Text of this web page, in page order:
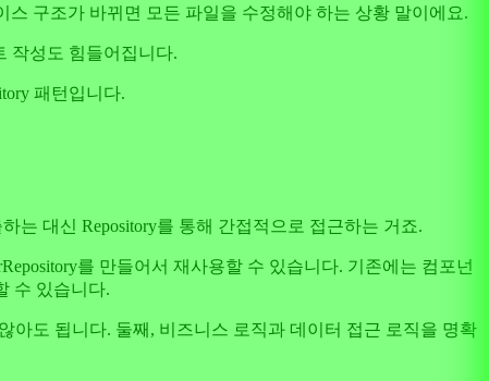
스 구조가 바뀌면 모든 파일을 수정해야 하는 상황 말이에요.
작성도 힘들어집니다.
패턴입니다.
는 대신 Repository를 통해 간접적으로 접근하는 거죠.
를 만들어서 재사용할 수 있습니다. 기존에는 컴포넌
수 있습니다.
아도 됩니다. 둘째, 비즈니스 로직과 데이터 접근 로직을 명확